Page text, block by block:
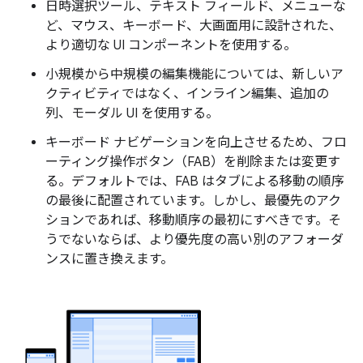
日時選択ツール、テキスト フィールド、メニューな
ど、マウス、キーボード、大画面用に設計された、
より適切な UI コンポーネントを使用する。
小規模から中規模の編集機能については、新しいア
クティビティではなく、インライン編集、追加の
列、モーダル UI を使用する。
キーボード ナビゲーションを向上させるため、フロ
ーティング操作ボタン（FAB）を削除または変更す
る。デフォルトでは、FAB はタブによる移動の順序
の最後に配置されています。しかし、最優先のアク
ションであれば、移動順序の最初にすべきです。そ
うでないならば、より優先度の高い別のアフォーダ
ンスに置き換えます。